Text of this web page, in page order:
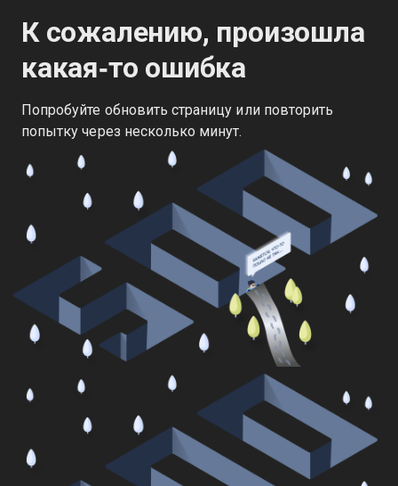
К сожалению, произошла
какая‑то ошибка
Попробуйте обновить страницу или повторить
попытку через несколько минут.